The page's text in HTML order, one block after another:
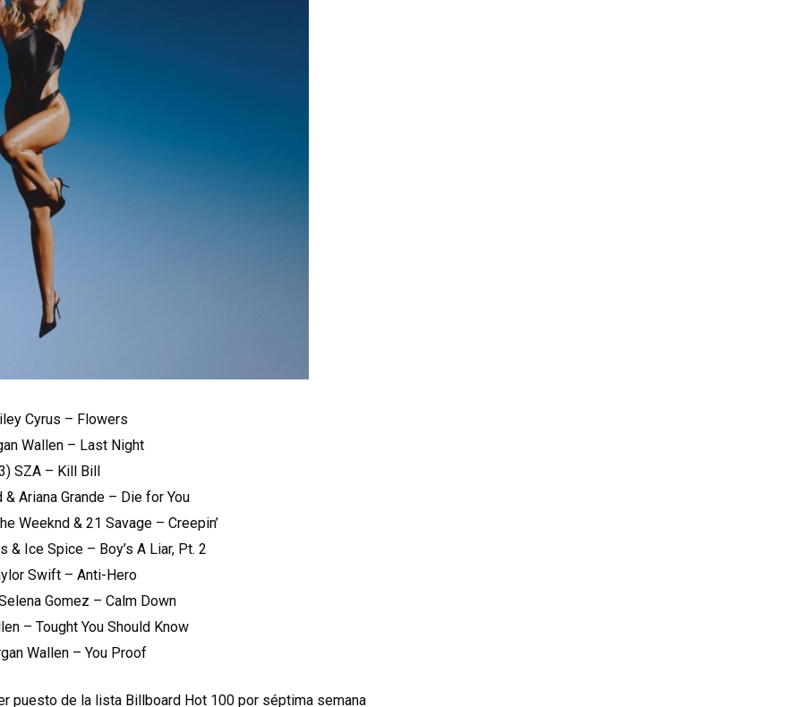
Cyrus – Flowers
Wallen – Last Night
SZA – Kill Bill
& Ariana Grande – Die for You
Weeknd & 21 Savage – Creepin’
& Ice Spice – Boy’s A Liar, Pt. 2
Swift – Anti-Hero
Gomez – Calm Down
– Tought You Should Know
Wallen – You Proof
puesto de la lista Billboard Hot 100 por séptima semana